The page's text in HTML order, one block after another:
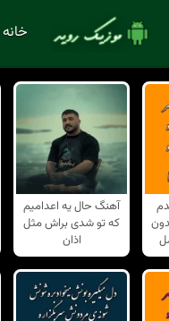
خانه
آهنگ حال یه اعدامیم
که تو شدی براش مثل
اذان